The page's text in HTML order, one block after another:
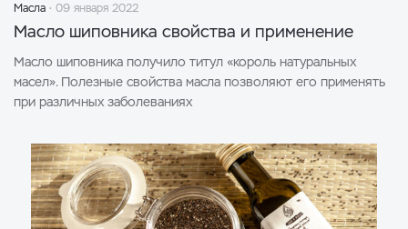
Масла 09 января 2022
Масло шиповника свойства и применение
Масло шиповника получило титул «король натуральных
масел». Полезные свойства масла позволяют его применять
при различных заболеваниях